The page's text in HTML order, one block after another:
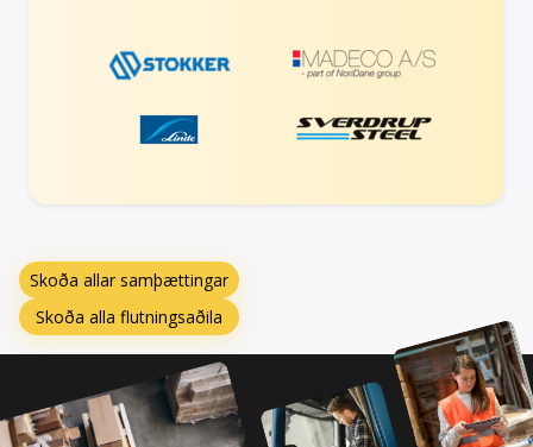
Skoða allar samþættingar
Skoða alla flutningsaðila